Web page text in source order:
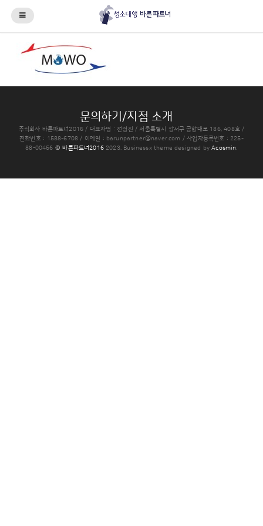
문의하기/지점 소개
주식회사 바른파트너2016 / 대표자명 : 전경진 / 서울특별시 강서구 공항대로 186, 408호 /
전화번호 : 1588-6708 / 이메일 : barunpartner@naver.com / 사업자등록번호 : 225-
88-00456 © 바른파트너20162023. Businessx theme designed byAcosmin.